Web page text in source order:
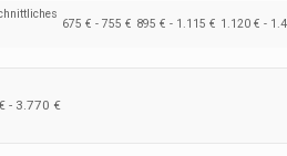
675 € - 755 € 895 € - 1.115 € 1.120 € -
- 3.770 €